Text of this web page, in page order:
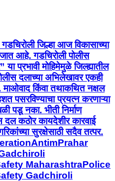
जिल्हा आज विकासाच्या
आहे. गडचिरोली पोलीस
प्रभावी मोहिमेमुळे जिल्ह्यातील
दलाच्या अभिलेखावर एकही
किंवा तथाकथित नक्षल
पसरविण्याचा प्रयत्न करणाऱ्या
पडू नका. भीती निर्माण
दल कठोर कायदेशीर कारवाई
सुरक्षेसाठी सदैव तत्पर.
MaharashtraPolice
Gadchiroli